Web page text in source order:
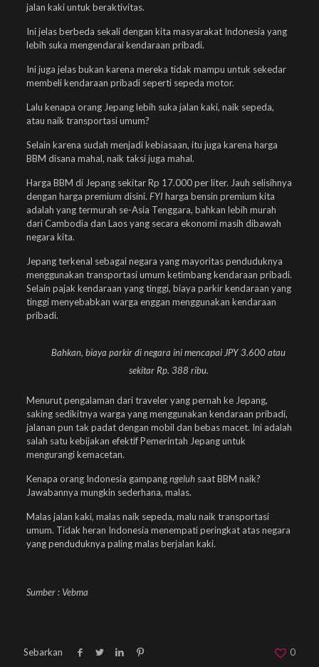
jalan kaki untuk beraktivitas.
Ini jelas berbeda sekali dengan kita masyarakat Indonesia yang
lebih suka mengendarai kendaraan pribadi.
Ini juga jelas bukan karena mereka tidak mampu untuk sekedar
membeli kendaraan pribadi seperti sepeda motor.
Lalu kenapa orang Jepang lebih suka jalan kaki, naik sepeda,
atau naik transportasi umum?
Selain karena sudah menjadi kebiasaan, itu juga karena harga
BBM disana mahal, naik taksi juga mahal.
Harga BBM di Jepang sekitar Rp 17.000 per liter. Jauh selisihnya
dengan harga premium disini. FYIharga bensin premium kita
adalah yang termurah se-Asia Tenggara, bahkan lebih murah
dari Cambodia dan Laos yang secara ekonomi masih dibawah
negara kita.
Jepang terkenal sebagai negara yang mayoritas penduduknya
menggunakan transportasi umum ketimbang kendaraan pribadi.
Selain pajak kendaraan yang tinggi, biaya parkir kendaraan yang
tinggi menyebabkan warga enggan menggunakan kendaraan
pribadi.
Bahkan, biaya parkir di negara ini mencapai JPY 3.600 atau
sekitar Rp. 388 ribu.
Menurut pengalaman dari traveler yang pernah ke Jepang,
saking sedikitnya warga yang menggunakan kendaraan pribadi,
jalanan pun tak padat dengan mobil dan bebas macet. Ini adalah
salah satu kebijakan efektif Pemerintah Jepang untuk
mengurangi kemacetan.
Kenapa orang Indonesia gampangngeluhsaat BBM naik?
Jawabannya mungkin sederhana, malas.
Malas jalan kaki, malas naik sepeda, malu naik transportasi
umum. Tidak heran Indonesia menempati peringkat atas negara
yang penduduknya paling malas berjalan kaki.
Sumber : Vebma
Sebarkan 0